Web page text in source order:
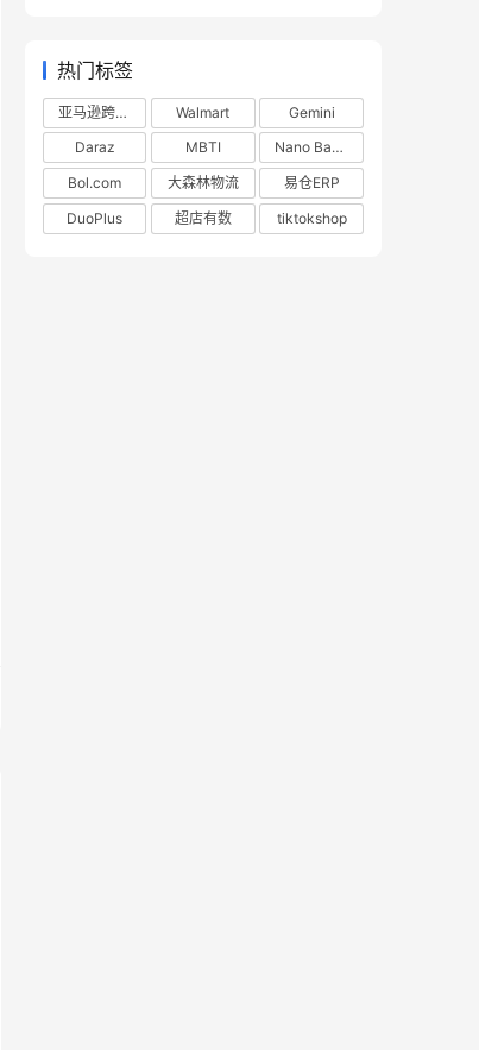
热门标签
亚马逊跨境电商 Walmart
Gemini
Daraz
MBTI
Nano Banana
Bol.com
大森林物流
易仓ERP
DuoPlus
超店有数 tiktokshop